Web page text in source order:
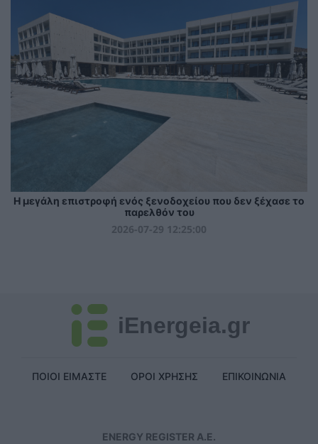
Η μεγάλη επιστροφή ενός ξενοδοχείου που δεν ξέχασε το
παρελθόν του
2026-07-29 12:25:00
iEnergeia.gr
ΠΟΙΟΙ ΕΙΜΑΣΤΕ ΟΡΟΙ ΧΡΗΣΗΣ ΕΠΙΚΟΙΝΩΝΙΑ
ENERGY REGISTER Α.Ε.